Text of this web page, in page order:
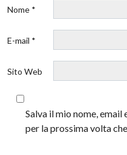
Nome *
E-mail *
Sito Web
Salva il mio nome,
per la prossima volta